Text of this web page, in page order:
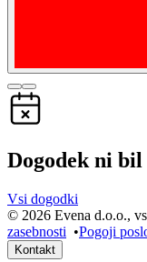
Dogodek ni bil
Vsi dogodki
© 2026 Evena d.o.o.,
zasebnosti •Pogoji
Kontakt